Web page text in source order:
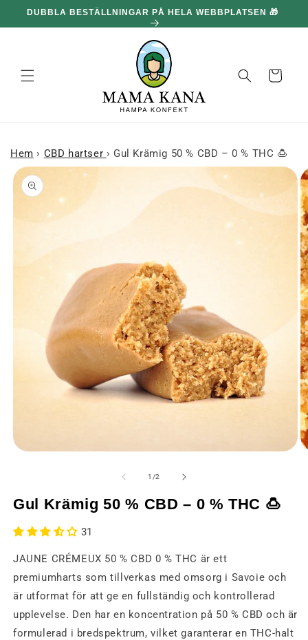
och gå
DUBBLA BESTÄLLNINGAR PÅ HELA WEBBPLATSEN 🎁
Korg
Hem › CBD hartser › Gul Krämig 50 % CBD – 0 % THC 🍮
till
ett
modalt
1 /från
2
Gul Krämig 50 % CBD – 0 % THC 🍮
31
JAUNE CRÉMEUX 50 % CBD 0 % THC är ett
premiumharts som tillverkas med omsorg i Savoie och
är utformat för att ge en fullständig och kontrollerad
upplevelse. Den har en koncentration på 50 % CBD och är
formulerad i bredspektrum, vilket garanterar en THC-halt